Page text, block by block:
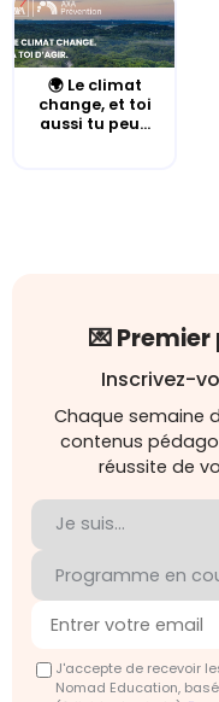
🌍 Le climat
change, et toi
aussi tu peu...
💌
Inscrivez-
Chaque semaine
contenus
réussite de
J'accepte de recevoir
Nomad Education,